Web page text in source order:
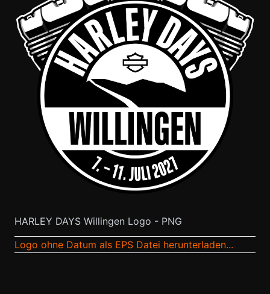
HARLEY DAYS Willingen Logo - PNG
Logo ohne Datum als EPS Datei herunterladen...